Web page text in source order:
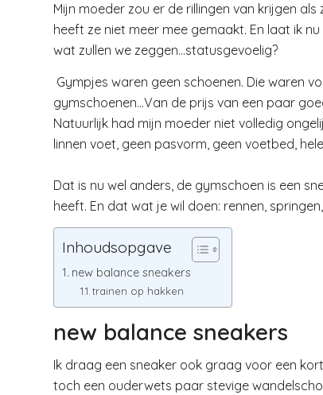
Mijn moeder zou er de rillingen van krijgen
heeft ze niet meer mee gemaakt. En laat ik
wat zullen we zeggen…statusgevoelig?
Gympjes waren geen schoenen. Die waren
gymschoenen…Van de prijs van een paar
Natuurlijk had mijn moeder niet volledig
linnen voet, geen pasvorm, geen voetbed,
Dat is nu wel anders, de gymschoen is een
heeft. En dat wat je wil doen: rennen,
Inhoudsopgave
new balance sneakers
trainen op hakken
new balance sneakers
Ik draag een sneaker ook graag voor een
toch een ouderwets paar stevige